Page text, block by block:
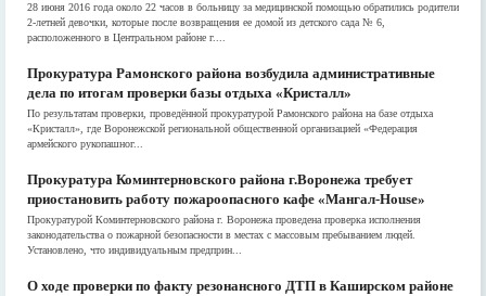
28 июня 2016 года около 22 часов в больницу за медицинской помощью обратились родители
2-летней девочки, которые после возвращения ее домой из детского сада № 6,
расположенного в Центральном районе г....
Прокуратура Рамонского района возбудила административные
дела по итогам проверки базы отдыха «Кристалл»
По результатам проверки, проведённой прокуратурой Рамонского района на базе отдыха
«Кристалл», где Воронежской региональной общественной организацией «Федерация
армейского рукопашног...
Прокуратура Коминтерновского района г.Воронежа требует
приостановить работу пожароопасного кафе «Мангал-House»
Прокуратурой Коминтерновского района г. Воронежа проведена проверка исполнения
законодательства о пожарной безопасности в местах с массовым пребыванием людей.
Установлено, что индивидуальным предприн...
О ходе проверки по факту резонансного ДТП в Каширском районе